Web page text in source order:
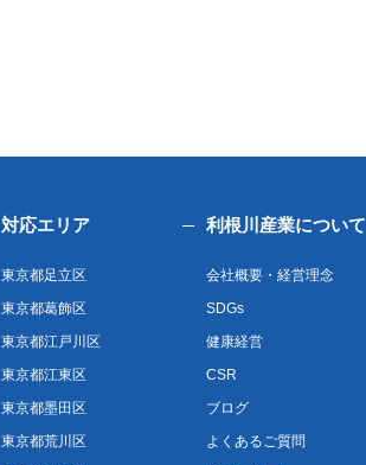
対応エリア
東京都足立区
東京都葛飾区
東京都江戸川区
東京都江東区
東京都墨田区
東京都荒川区
利根川産業について
会社概要・経営理念
SDGs
健康経営
CSR
ブログ
よくあるご質問